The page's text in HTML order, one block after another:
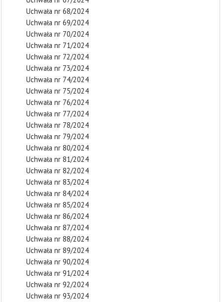
Uchwała nr 68/2024
Uchwała nr 69/2024
Uchwała nr 70/2024
Uchwała nr 71/2024
Uchwała nr 72/2024
Uchwała nr 73/2024
Uchwała nr 74/2024
Uchwała nr 75/2024
Uchwała nr 76/2024
Uchwała nr 77/2024
Uchwała nr 78/2024
Uchwała nr 79/2024
Uchwała nr 80/2024
Uchwała nr 81/2024
Uchwała nr 82/2024
Uchwała nr 83/2024
Uchwała nr 84/2024
Uchwała nr 85/2024
Uchwała nr 86/2024
Uchwała nr 87/2024
Uchwała nr 88/2024
Uchwała nr 89/2024
Uchwała nr 90/2024
Uchwała nr 91/2024
Uchwała nr 92/2024
Uchwała nr 93/2024